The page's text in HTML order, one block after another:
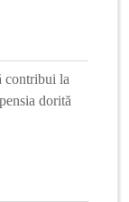
contribui la
dorită